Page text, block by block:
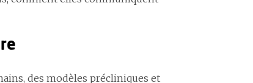
des modèles précliniques et